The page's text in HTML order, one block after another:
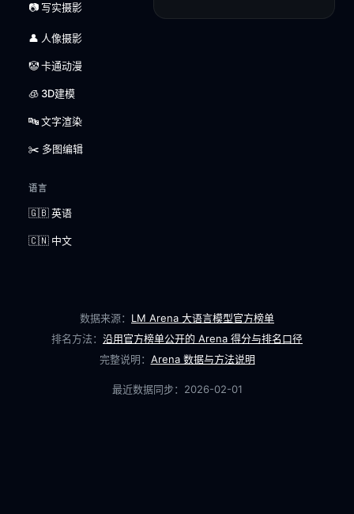
📷 写实摄影
👤 人像摄影
🤡 卡通动漫
🧊 3D建模
🔤 文字渲染
✂️ 多图编辑
语言
🇬🇧 英语
🇨🇳 中文
数据来源： LM Arena 大语言模型官方榜单
排名方法： 沿用官方榜单公开的 Arena 得分与排名口径
完整说明： Arena 数据与方法说明
最近数据同步： 2026-02-01